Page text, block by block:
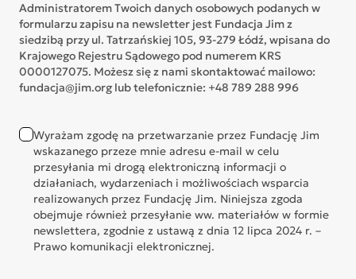
Administratorem Twoich danych osobowych podanych w
formularzu zapisu na newsletter jest Fundacja Jim z
siedzibą przy ul. Tatrzańskiej 105, 93-279 Łódź, wpisana do
Krajowego Rejestru Sądowego pod numerem KRS
0000127075. Możesz się z nami skontaktować mailowo:
fundacja@jim.org lub telefonicznie: +48 789 288 996
Wyrażam zgodę na przetwarzanie przez Fundację Jim
wskazanego przeze mnie adresu e-mail w celu
przesyłania mi drogą elektroniczną informacji o
działaniach, wydarzeniach i możliwościach wsparcia
realizowanych przez Fundację Jim. Niniejsza zgoda
obejmuje również przesyłanie ww. materiałów w formie
newslettera, zgodnie z ustawą z dnia 12 lipca 2024 r. –
Prawo komunikacji elektronicznej.